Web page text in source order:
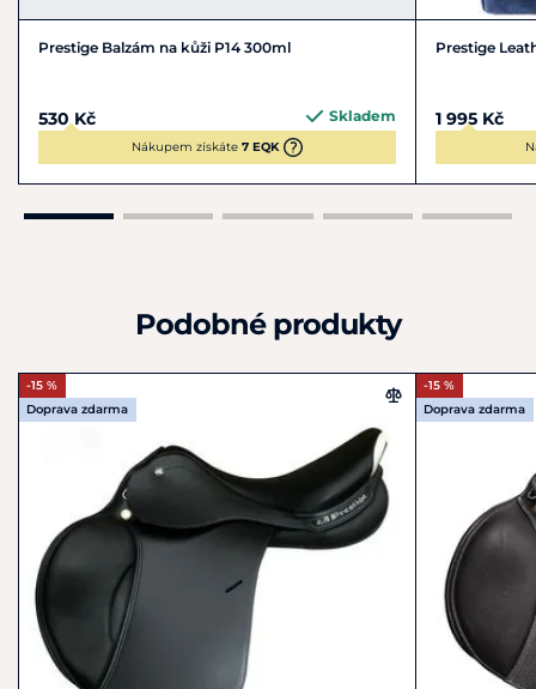
Prestige Balzám na kůži P14 300ml
530 Kč Skladem
Nákupem získáte 7 EQK
Prestige
1 995 Kč
Podobné produkty
-15 %
Doprava zdarma
-15 %
Doprava zdarma